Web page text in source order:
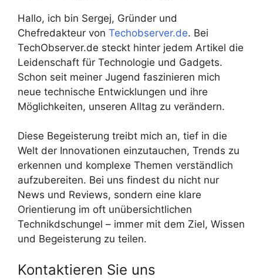
Hallo, ich bin Sergej, Gründer und
Chefredakteur von Techobserver.de. Bei
TechObserver.de steckt hinter jedem Artikel die
Leidenschaft für Technologie und Gadgets.
Schon seit meiner Jugend faszinieren mich
neue technische Entwicklungen und ihre
Möglichkeiten, unseren Alltag zu verändern.
Diese Begeisterung treibt mich an, tief in die
Welt der Innovationen einzutauchen, Trends zu
erkennen und komplexe Themen verständlich
aufzubereiten. Bei uns findest du nicht nur
News und Reviews, sondern eine klare
Orientierung im oft unübersichtlichen
Technikdschungel – immer mit dem Ziel, Wissen
und Begeisterung zu teilen.
Kontaktieren Sie uns